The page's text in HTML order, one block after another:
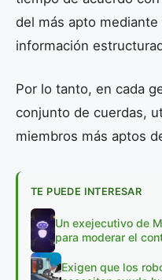
del más apto
información
Por lo tanto, en cada
conjunto de cuerdas,
miembros más aptos
TE PUEDE INTERESAR
Un exejecutivo de
para moderar el
Exigen que los